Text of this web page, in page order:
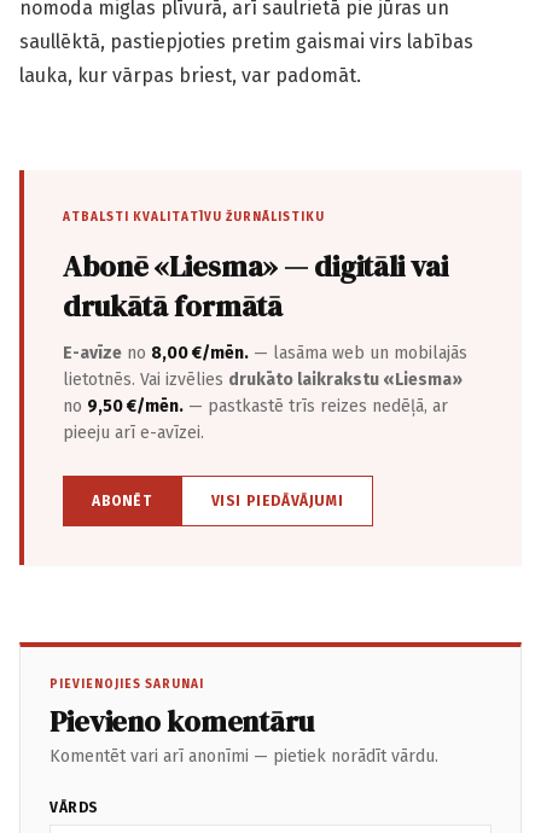
nomoda miglas plīvurā, arī saulrietā pie jūras un
saullēktā, pastiepjoties pretim gaismai virs labības
lauka, kur vārpas briest, var padomāt.
ATBALSTI KVALITATĪVU ŽURNĀLISTIKU
Abonē «Liesma» — digitāli vai
drukātā formātā
E-avīze no 8,00 €/mēn. — lasāma web un mobilajās
lietotnēs. Vai izvēlies drukāto laikrakstu «Liesma»
no 9,50 €/mēn. — pastkastē trīs reizes nedēļā, ar
pieeju arī e-avīzei.
ABONĒT VISI PIEDĀVĀJUMI
PIEVIENOJIES SARUNAI
Pievieno komentāru
Komentēt vari arī anonīmi — pietiek norādīt vārdu.
VĀRDS